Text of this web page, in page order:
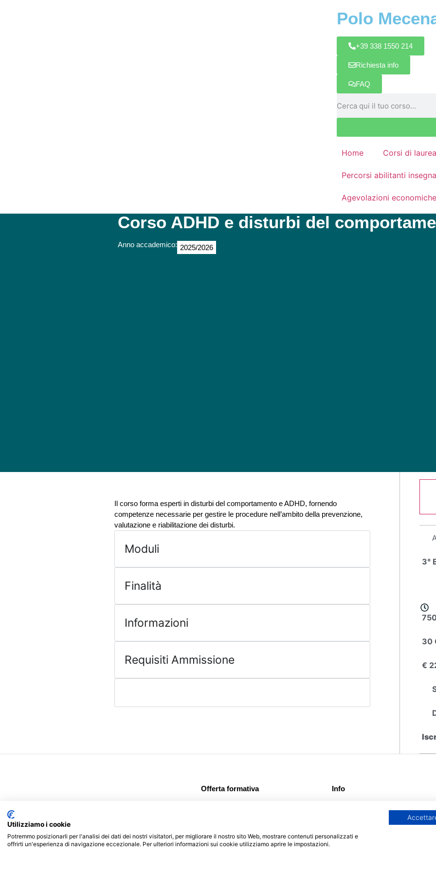
Polo
+39 338 1550 214
Richiesta info
FAQ
Home Corsi di laurea
Percorsi abilitanti
Agevolazioni economiche
Corso ADHD e disturbi del
Anno accademico: 2025/2026
Il corso forma esperti in disturbi del comportamento e ADHD, fornendo
competenze necessarie per gestire le procedure nell’ambito della prevenzione,
valutazione e riabilitazione dei disturbi.
Moduli
Finalità
Informazioni
Requisiti Ammissione
3°
30
€
Accademia Minerva srls
P.Iva: 03986270795
Offerta formativa
Corsi singoli Pegaso
Info
Utilizziamo i cookie
Potremmo posizionarli per l'analisi dei dati dei nostri visitatori, per migliorare il nostro sito Web, mostrare contenuti personalizzati e
offrirti un'esperienza di navigazione eccezionale. Per ulteriori informazioni sui cookie utilizziamo aprire le impostazioni.